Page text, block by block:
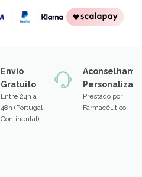
Envio
Gratuito
Entre 24h a
48h (Portugal
Continental)
Prestado por
Farmacêutico